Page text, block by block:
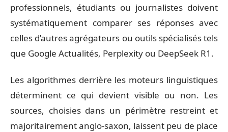
professionnels, étudiants ou journalistes doivent
systématiquement comparer ses réponses avec
celles d’autres agrégateurs ou outils spécialisés tels
que Google Actualités, Perplexity ou DeepSeek R1.
Les algorithmes derrière les moteurs linguistiques
déterminent ce qui devient visible ou non. Les
sources, choisies dans un périmètre restreint et
majoritairement anglo-saxon, laissent peu de place